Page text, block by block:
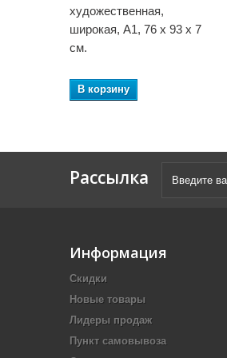
художественная,
широкая, А1, 76 x 93 x 7
см.
В корзину
Рассылка
Информация
Скидки
Новые товары
Лидеры продаж
Пункт самовывоза